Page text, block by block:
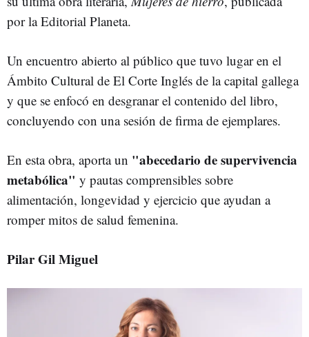
por la Editorial Planeta.
Un encuentro abierto al público que tuvo lugar en el
Ámbito Cultural de El Corte Inglés de la capital gallega
y que se enfocó en desgranar el contenido del libro,
concluyendo con una sesión de firma de ejemplares.
En esta obra, aporta un "abecedario de supervivencia
metabólica" y pautas comprensibles sobre
alimentación, longevidad y ejercicio que ayudan a
romper mitos de salud femenina.
Pilar Gil Miguel